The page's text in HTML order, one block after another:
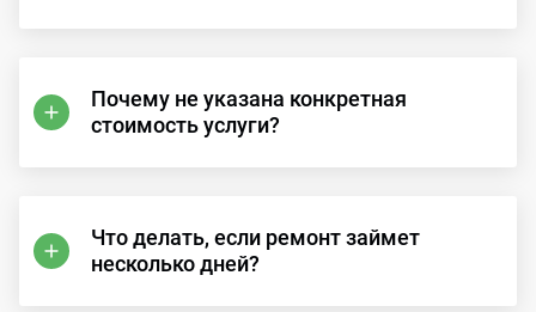
Почему не указана конкретная
стоимость услуги?
Что делать, если ремонт займет
несколько дней?